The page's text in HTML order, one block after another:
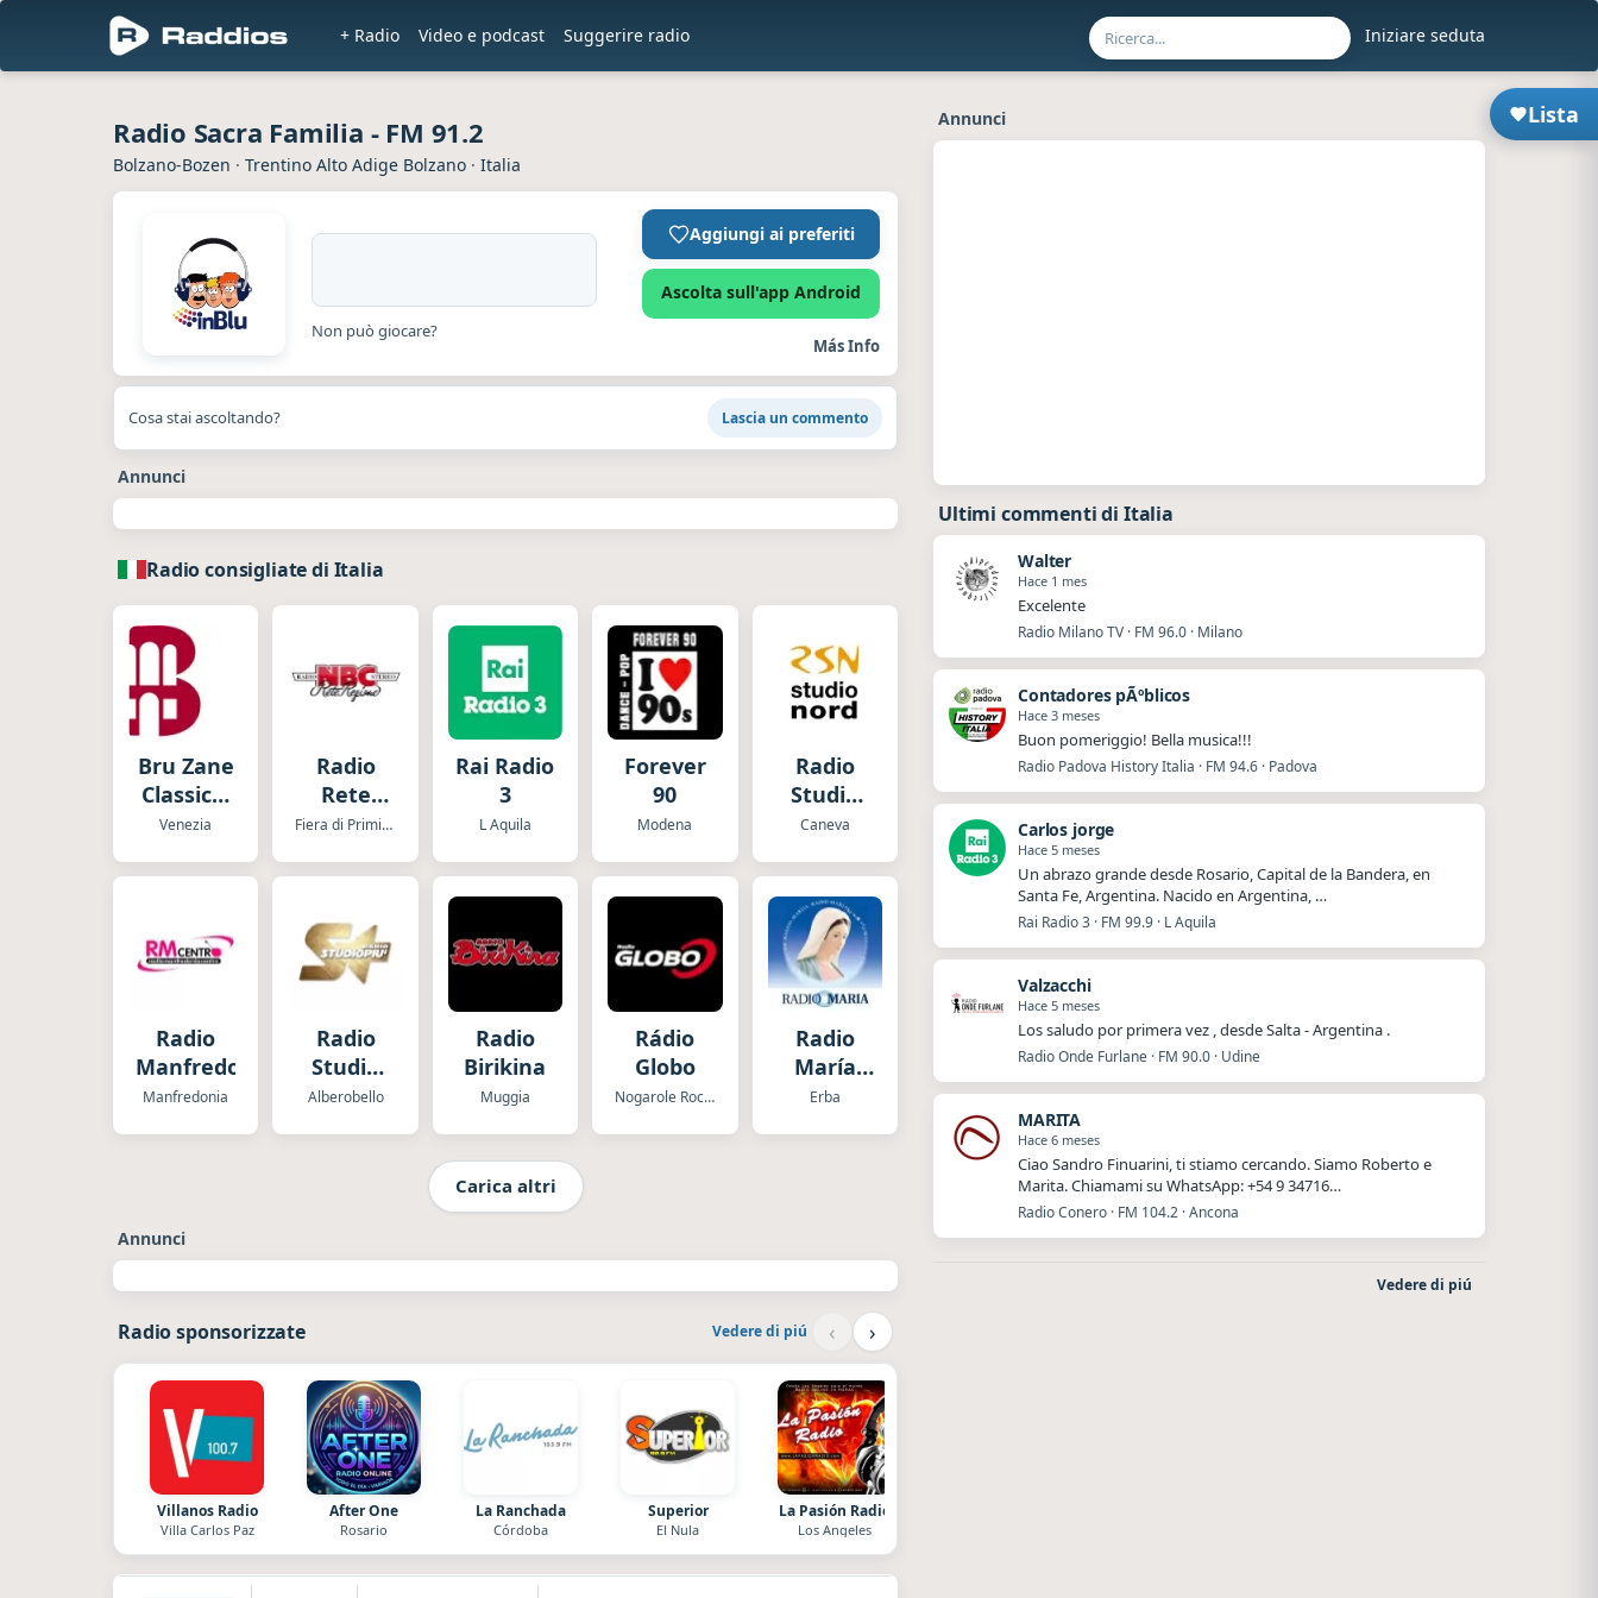
Iniziare seduta
+ Radio Video e podcast Suggerire radio
Lista
Radio Sacra Familia - FM 91.2
Bolzano-Bozen · Trentino Alto Adige Bolzano · Italia
Non può giocare?
Aggiungi ai preferiti
Ascolta sull'app Android
Más Info
Cosa stai ascoltando? Lascia un commento
Annunci
Radio consigliate di Italia
Bru Zane
Classical
Radio
Venezia
Radio
Rete
RegioneFiera di Primiero
Rai Radio
3
L Aquila
Forever
90
Modena
Radio
Studio
Nord Hit
Caneva
Radio
Manfredonia
Manfredonia
Radio
Studio
Piu
Alberobello
Radio
Birikina
Muggia
Rádio
Globo
Nogarole Rocca
Radio
María
Italia
Erba
Carica altri
Annunci
Radio sponsorizzate Vedere di piú ‹ ›
Villanos Radio
Villa Carlos Paz
After One
Rosario
La Ranchada
Córdoba
Superior
El Nula
La Pasión Radio
Los Angeles
Annunci
Ultimi commenti di Italia
Walter
Hace 1 mes
Excelente
Radio Milano TV · FM 96.0 · Milano
Contadores pÃºblicos
Hace 3 meses
Buon pomeriggio! Bella musica!!!
Radio Padova History Italia · FM 94.6 · Padova
Carlos jorge
Hace 5 meses
Un abrazo grande desde Rosario, Capital de la Bandera, en
Santa Fe, Argentina. Nacido en Argentina, …
Rai Radio 3 · FM 99.9 · L Aquila
Valzacchi
Hace 5 meses
Los saludo por primera vez , desde Salta - Argentina .
Radio Onde Furlane · FM 90.0 · Udine
MARITA
Hace 6 meses
Ciao Sandro Finuarini, ti stiamo cercando. Siamo Roberto e
Marita. Chiamami su WhatsApp: +54 9 34716…
Radio Conero · FM 104.2 · Ancona
Vedere di piú